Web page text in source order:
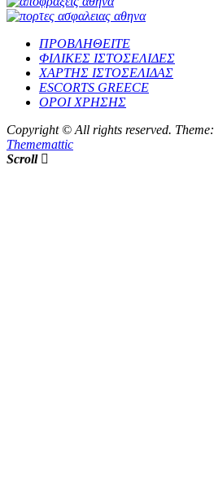
ΠΡΟΒΛΗΘΕΙΤΕ
ΦΙΛΙΚΕΣ ΙΣΤΟΣΕΛΙΔΕΣ
ΧΑΡΤΗΣ ΙΣΤΟΣΕΛΙΔΑΣ
ESCORTS GREECE
ΟΡΟΙ ΧΡΗΣΗΣ
Copyright © All rights reserved. Theme:
Thememattic
Scroll